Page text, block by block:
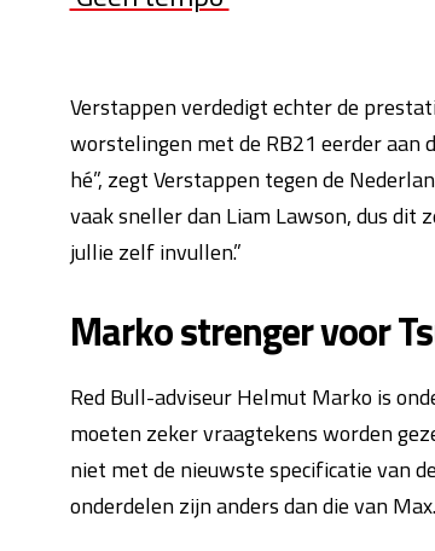
Verstappen verdedigt echter de
worstelingen met de RB21 eerder aan
hé”, zegt Verstappen tegen de
vaak sneller dan Liam Lawson, dus dit
jullie zelf invullen.”
Marko strenger voor
Red Bull-adviseur Helmut Marko is
moeten zeker vraagtekens worden
niet met de nieuwste specificatie van
onderdelen zijn anders dan die van